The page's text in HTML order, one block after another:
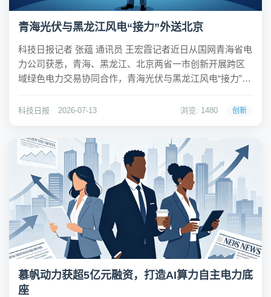
青海光伏与黑龙江风电“接力”外送北京
科技日报记者 张蕴 通讯员 王宏霞记者近日从国网青海省电
力公司获悉，青海、黑龙江、北京两省一市创新开展跨区
域绿色电力交易协同合作，青海光伏与黑龙江风电“接力”外
要实践，也是国内首次跨区域“光伏+风电”纯绿电接力外送
科技日报 2026-07-13 浏览: 1480 创新
慕帆动力获超5亿元融资，打造AI算力自主电力底
座